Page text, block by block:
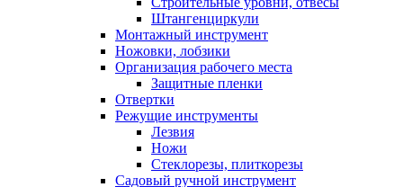
Штангенциркули
Монтажный инструмент
Ножовки, лобзики
Организация рабочего места
Защитные пленки
Отвертки
Режущие инструменты
Лезвия
Ножи
Стеклорезы, плиткорезы
Садовый ручной инструмент